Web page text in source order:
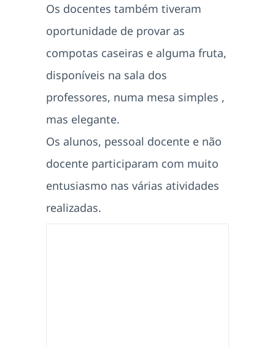
Os docentes também tiveram
oportunidade de provar as
compotas caseiras e alguma fruta,
disponíveis na sala dos
professores, numa mesa simples ,
mas elegante.
Os alunos, pessoal docente e não
docente participaram com muito
entusiasmo nas várias atividades
realizadas.